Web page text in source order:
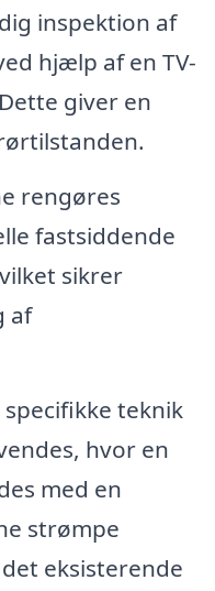
inspektion af
hjælp af en TV-
giver en
rengøres
fastsiddende
sikrer
af
specifikke teknik
hvor en
med en
strømpe
eksisterende